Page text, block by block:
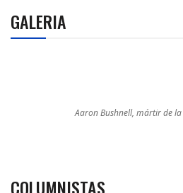
GALERIA
Aaron Bushnell, mártir de
COLUMNISTAS